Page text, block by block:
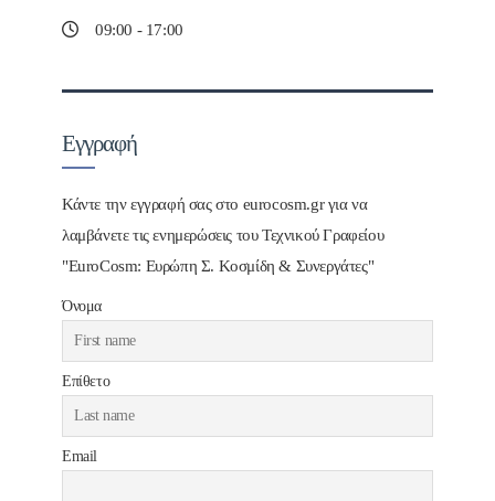
09:00 - 17:00
Εγγραφή
Κάντε την εγγραφή σας στο eurocosm.gr για να
λαμβάνετε τις ενημερώσεις του Τεχνικού Γραφείου
"EuroCosm: Ευρώπη Σ. Κοσμίδη & Συνεργάτες"
Όνομα
Επίθετο
Email